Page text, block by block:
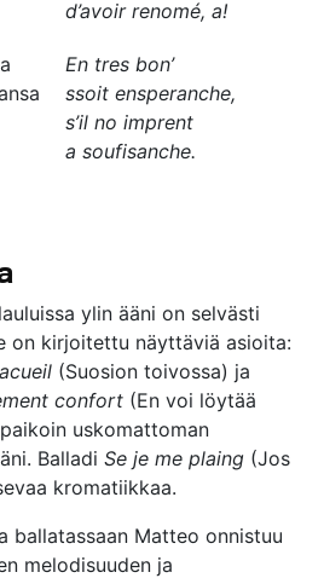
d’avoir renomé, a!
En tres bon’
ssoit ensperanche,
s’il no imprent
a soufisanche.
ylin ääni on selvästi
on kirjoitettu näyttäviä asioita:
(Suosion toivossa) ja
confort (En voi löytää
uskomattoman
Balladi Se je me plaing (Jos
kromatiikkaa.
ballatassaan Matteo onnistuu
melodisuuden ja